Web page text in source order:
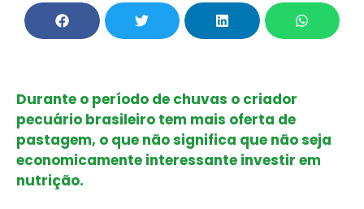
Durante o período de chuvas o criador
pecuário brasileiro tem mais oferta de
pastagem, o que não significa que não seja
economicamente interessante investir em
nutrição.